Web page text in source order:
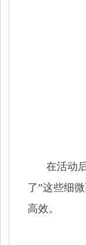
在活动
了”这些细
高效。